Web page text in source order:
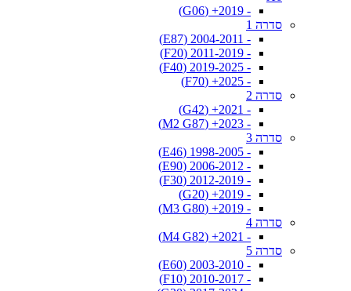
- 2019+ (G06)
סדרה 1
- 2004-2011 (E87)
- 2011-2019 (F20)
- 2019-2025 (F40)
- 2025+ (F70)
סדרה 2
- 2021+ (G42)
- 2023+ (M2 G87)
סדרה 3
- 1998-2005 (E46)
- 2006-2012 (E90)
- 2012-2019 (F30)
- 2019+ (G20)
- 2019+ (M3 G80)
סדרה 4
- 2021+ (M4 G82)
סדרה 5
- 2003-2010 (E60)
- 2010-2017 (F10)